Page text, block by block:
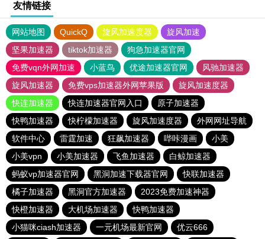
友情链接
网站地图 QuickQ 旋风加速度器
旋风加速
坚果加速器
tiktok加速器
狗急加速器官网
免费vqn外网加速
小蓝鸟 优途加速器官网
风驰加速器
旋风加速器
免费vps加速器外网苹果版
旋风加速度器
快连加速器
快连加速器官网入口
原子加速器
快鸭加速器
快柠檬加速器 旋风加速度器
外网网址导航
软件中心
雷霆加速 狂飙加速器 哔咔漫画
小美
小美vpn
小美加速器 飞鱼加速器
白鲸加速器
蚂蚁vp加速器官网
黑洞加速下载器官网
快联加速器
橘子加速器
黑洞官方加速器
2023免费加速神器
快橙加速器
大机场加速器
快鸭加速器
小猫咪ciash加速器
一元机场最新官网 优云666